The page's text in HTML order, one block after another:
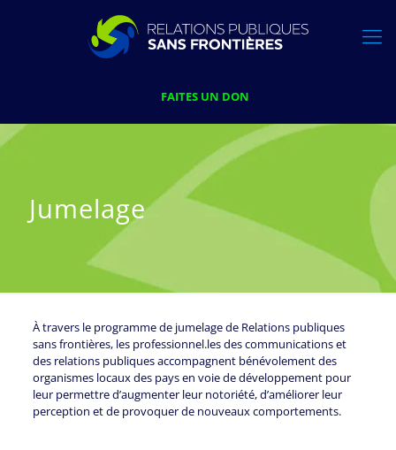
FAITES UN DON
Jumelage
À travers le programme de jumelage de Relations publiques
sans frontières, les professionnel.les des communications et
des relations publiques accompagnent bénévolement des
organismes locaux des pays en voie de développement pour
leur permettre d’augmenter leur notoriété, d’améliorer leur
perception et de provoquer de nouveaux comportements.